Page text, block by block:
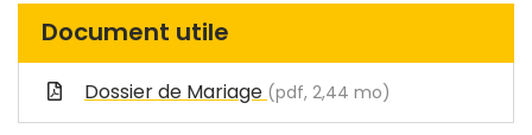
Document utile
Dossier de Mariage (pdf, 2,44 mo)